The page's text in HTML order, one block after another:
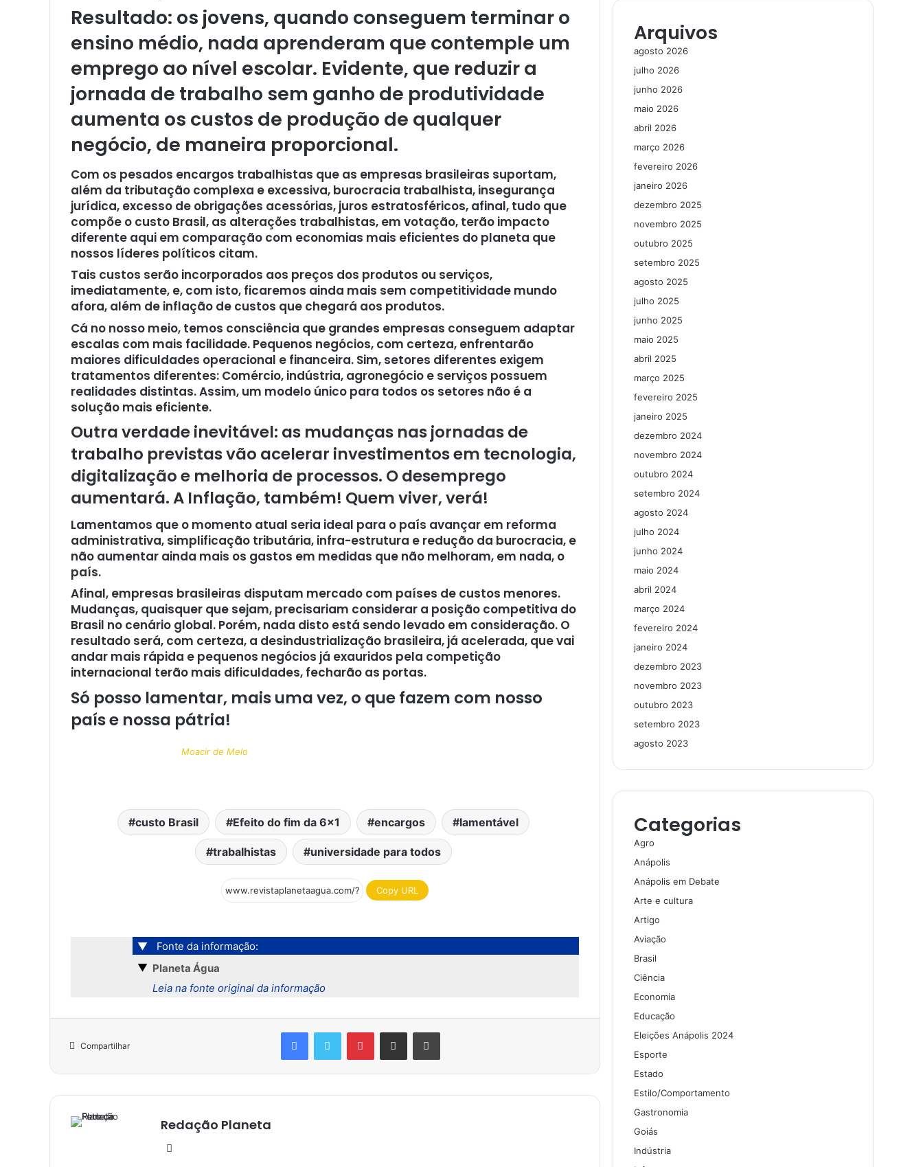
Resultado: os jovens, quando conseguem terminar o
ensino médio, nada aprenderam que contemple um
emprego ao nível escolar. Evidente, que reduzir a
jornada de trabalho sem ganho de produtividade
aumenta os custos de produção de qualquer
negócio, de maneira proporcional.
Com os pesados encargos trabalhistas que as empresas brasileiras suportam,
além da tributação complexa e excessiva, burocracia trabalhista, insegurança
jurídica, excesso de obrigações acessórias, juros estratosféricos, afinal, tudo que
compõe o custo Brasil, as alterações trabalhistas, em votação, terão impacto
diferente aqui em comparação com economias mais eficientes do planeta que
nossos líderes políticos citam.
Tais custos serão incorporados aos preços dos produtos ou serviços,
imediatamente, e, com isto, ficaremos ainda mais sem competitividade mundo
afora, além de inflação de custos que chegará aos produtos.
Cá no nosso meio, temos consciência que grandes empresas conseguem adaptar
escalas com mais facilidade. Pequenos negócios, com certeza, enfrentarão
maiores dificuldades operacional e financeira. Sim, setores diferentes exigem
tratamentos diferentes: Comércio, indústria, agronegócio e serviços possuem
realidades distintas. Assim, um modelo único para todos os setores não é a
solução mais eficiente.
Outra verdade inevitável: as mudanças nas jornadas de
trabalho previstas vão acelerar investimentos em tecnologia,
digitalização e melhoria de processos. O desemprego
aumentará. A Inflação, também! Quem viver, verá!
Lamentamos que o momento atual seria ideal para o país avançar em reforma
administrativa, simplificação tributária, infra-estrutura e redução da burocracia, e
não aumentar ainda mais os gastos em medidas que não melhoram, em nada, o
país.
Afinal, empresas brasileiras disputam mercado com países de custos menores.
Mudanças, quaisquer que sejam, precisariam considerar a posição competitiva do
Brasil no cenário global. Porém, nada disto está sendo levado em consideração. O
resultado será, com certeza, a desindustrialização brasileira, já acelerada, que vai
andar mais rápida e pequenos negócios já exauridos pela competição
internacional terão mais dificuldades, fecharão as portas.
Só posso lamentar, mais uma vez, o que fazem com nosso
país e nossa pátria!
Moacir de Melo
custo Brasil Efeito do fim da 6x1 encargos lamentável
trabalhistas universidade para todos
Copy URL
▼
Fonte da informação:
▼ Planeta Água
Leia na fonte original da informação
Compartilhar
Facebook Twitter Pinterest Compartilhar via e-mail Imprimir
Redação Planeta
Arquivos
agosto 2026
julho 2026
junho 2026
maio 2026
abril 2026
março 2026
fevereiro 2026
janeiro 2026
dezembro 2025
novembro 2025
outubro 2025
setembro 2025
agosto 2025
julho 2025
junho 2025
maio 2025
abril 2025
março 2025
fevereiro 2025
janeiro 2025
dezembro 2024
novembro 2024
outubro 2024
setembro 2024
agosto 2024
julho 2024
junho 2024
maio 2024
abril 2024
março 2024
fevereiro 2024
janeiro 2024
dezembro 2023
novembro 2023
outubro 2023
setembro 2023
agosto 2023
Categorias
Agro
Anápolis
Anápolis em Debate
Arte e cultura
Artigo
Aviação
Brasil
Ciência
Economia
Educação
Eleições Anápolis 2024
Esporte
Estado
Estilo/Comportamento
Gastronomia
Goiás
Indústria